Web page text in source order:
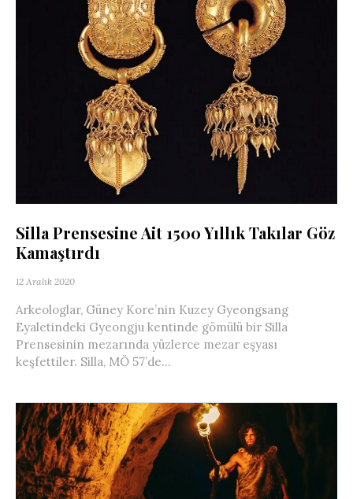
Silla Prensesine Ait 1500 Yıllık Takılar Göz
Kamaştırdı
12 Aralık 2020
Arkeologlar, Güney Kore’nin Kuzey Gyeongsang
Eyaletindeki Gyeongju kentinde gömülü bir Silla
Prensesinin mezarında yüzlerce mezar eşyası
keşfettiler. Silla, MÖ 57’de...